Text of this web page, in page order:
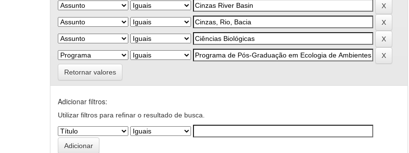
Retornar valores
Adicionar filtros:
Utilizar filtros para refinar o resultado de busca.